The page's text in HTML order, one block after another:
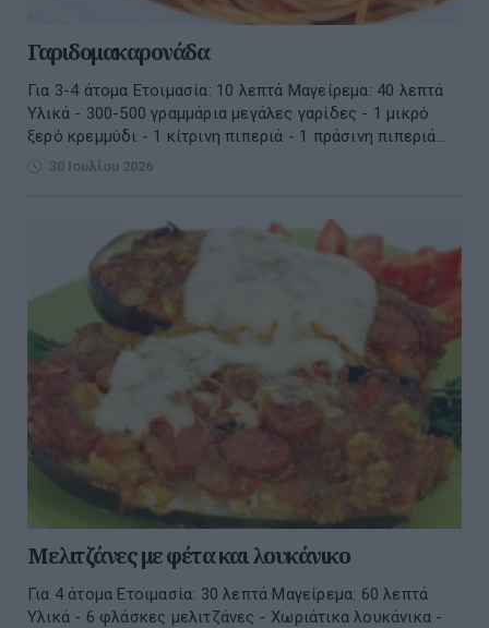
Γαριδομακαρονάδα
Για 3-4 άτομα Ετοιμασία: 10 λεπτά Μαγείρεμα: 40 λεπτά
Υλικά - 300-500 γραμμάρια μεγάλες γαρίδες - 1 μικρό
ξερό κρεμμύδι - 1 κίτρινη πιπεριά - 1 πράσινη πιπεριά...
30 Ιουλίου 2026
Μελιτζάνες με φέτα και λουκάνικο
Για 4 άτομα Ετοιμασία: 30 λεπτά Μαγείρεμα: 60 λεπτά
Υλικά - 6 φλάσκες μελιτζάνες - Χωριάτικα λουκάνικα -